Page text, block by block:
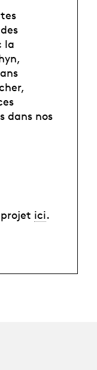
la
dans nos
ici.